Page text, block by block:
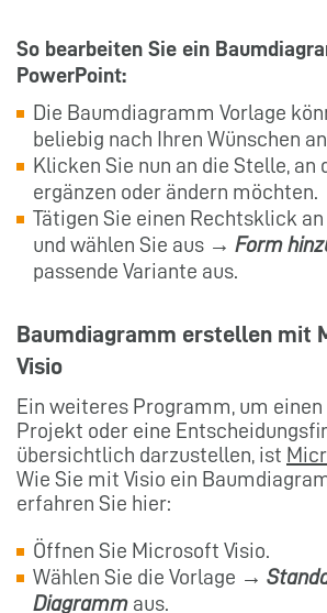
So bearbeiten Sie ein
PowerPoint:
Die Baumdiagramm Vorlage
beliebig nach Ihren Wünschen
Klicken Sie nun an die Stelle, an
ergänzen oder ändern möchten.
Tätigen Sie einen Rechtsklick
und wählen Sie aus → Form
passende Variante aus.
Baumdiagramm erstellen mit
Visio
Ein weiteres Programm, um einen
Projekt oder eine
übersichtlich darzustellen, ist
Wie Sie mit Visio ein
erfahren Sie hier:
Öffnen Sie Microsoft Visio.
Wählen Sie die Vorlage →
Diagramm aus.